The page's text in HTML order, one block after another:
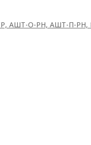
АШТ-О-РН, АШТ-П-